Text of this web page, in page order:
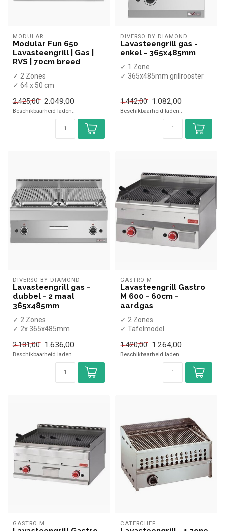
MODULAR
Modular Fun 650
Lavasteengrill | Gas |
RVS | 70cm breed
✓ 2 Zones
✓ 64 x 50 cm
✓ 11 kW
✓ Gas
2.425,00 2.049,00
Beschikbaarheid laden..
DIVERSO BY DIAMOND
Lavasteengrill gas -
enkel - 365x485mm
✓ 1 Zone
✓ 365x485mm grillrooster
✓ Gas
1.442,00 1.082,00
Beschikbaarheid laden..
DIVERSO BY DIAMOND
Lavasteengrill gas -
dubbel - 2 maal
365x485mm
✓ 2 Zones
✓ 2x 365x485mm
✓ Tafelmodel
✓ 12900 kcal/h
2.181,00 1.636,00
Beschikbaarheid laden..
GASTRO M
Lavasteengrill Gastro
M 600 - 60cm -
aardgas
✓ 2 Zones
✓ Tafelmodel
✓ Gas
1.420,00 1.264,00
Beschikbaarheid laden..
GASTRO M CATERCHEF